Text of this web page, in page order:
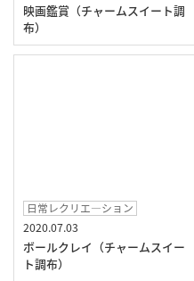
映画鑑賞（チャームスイート調
布）
日常レクリエ―ション
2020.07.03
ボールクレイ（チャームスイー
ト調布）